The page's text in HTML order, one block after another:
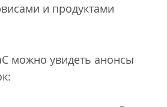
и продуктами
можно увидеть анонсы